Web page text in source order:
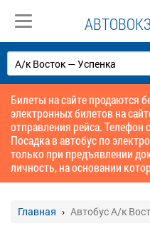
Билеты на сайте продаются
электронных билетов на
отправления рейса.
Посадка в автобус по
только при предъявлении
личность, на основании
Главная Автобус А/к